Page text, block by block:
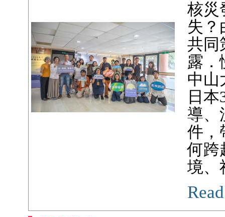
核災
失？
共同
露．
中山
日
導、
件，
何跨
境、